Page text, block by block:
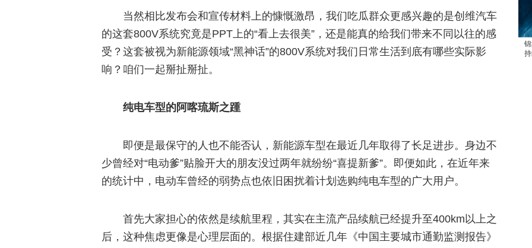
当然相比发布会和宣传材料上的慷慨激昂，我们吃瓜群众更感兴趣的是创维汽车
的这套800V系统究竟是PPT上的“看上去很美”，还是能真的给我们带来不同以往的感
受？这套被视为新能源领域“黑神话”的800V系统对我们日常生活到底有哪些实际影
响？咱们一起掰扯掰扯。
纯电车型的阿喀琉斯之踵
即便是最保守的人也不能否认，新能源车型在最近几年取得了长足进步。身边不
少曾经对“电动爹”贴脸开大的朋友没过两年就纷纷“喜提新爹”。即便如此，在近年来
的统计中，电动车曾经的弱势点也依旧困扰着计划选购纯电车型的广大用户。
首先大家担心的依然是续航里程，其实在主流产品续航已经提升至400km以上之
后，这种焦虑更像是心理层面的。根据住建部近几年《中国主要城市通勤监测报告》